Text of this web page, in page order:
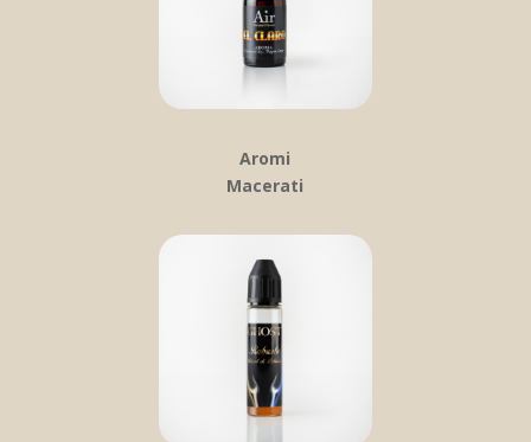
Aromi
Macerati